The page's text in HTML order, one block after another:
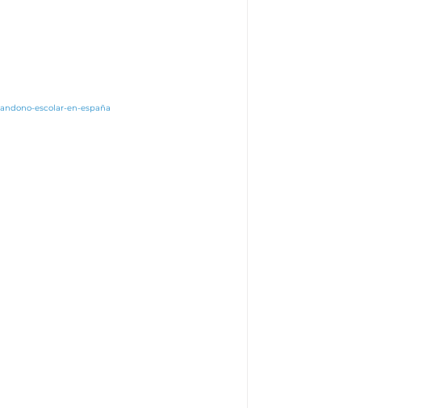
escolar-en-españa